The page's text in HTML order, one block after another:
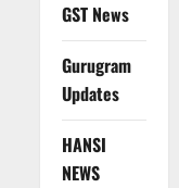
GST News
Gurugram
Updates
HANSI
NEWS